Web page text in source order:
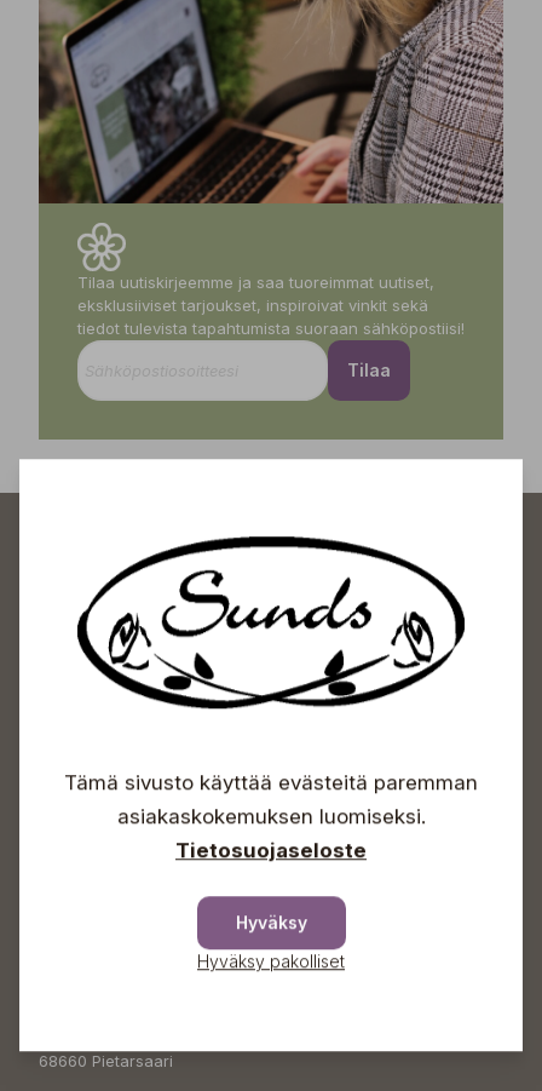
Tilaa uutiskirjeemme ja saa tuoreimmat uutiset,
eksklusiiviset tarjoukset, inspiroivat vinkit sekä
tiedot tulevista tapahtumista suoraan sähköpostiisi!
Tilaa
Sundin Puutarhakeskus
Arkisin 09-18
Lauantaisin 09-16
Sunnuntaisin Itsepalvelu
Info & vaihde
68660 Pietarsaari
Tämä sivusto käyttää evästeitä paremman
asiakaskokemuksen luomiseksi.
Tietosuojaseloste
Hyväksy
Hyväksy pakolliset